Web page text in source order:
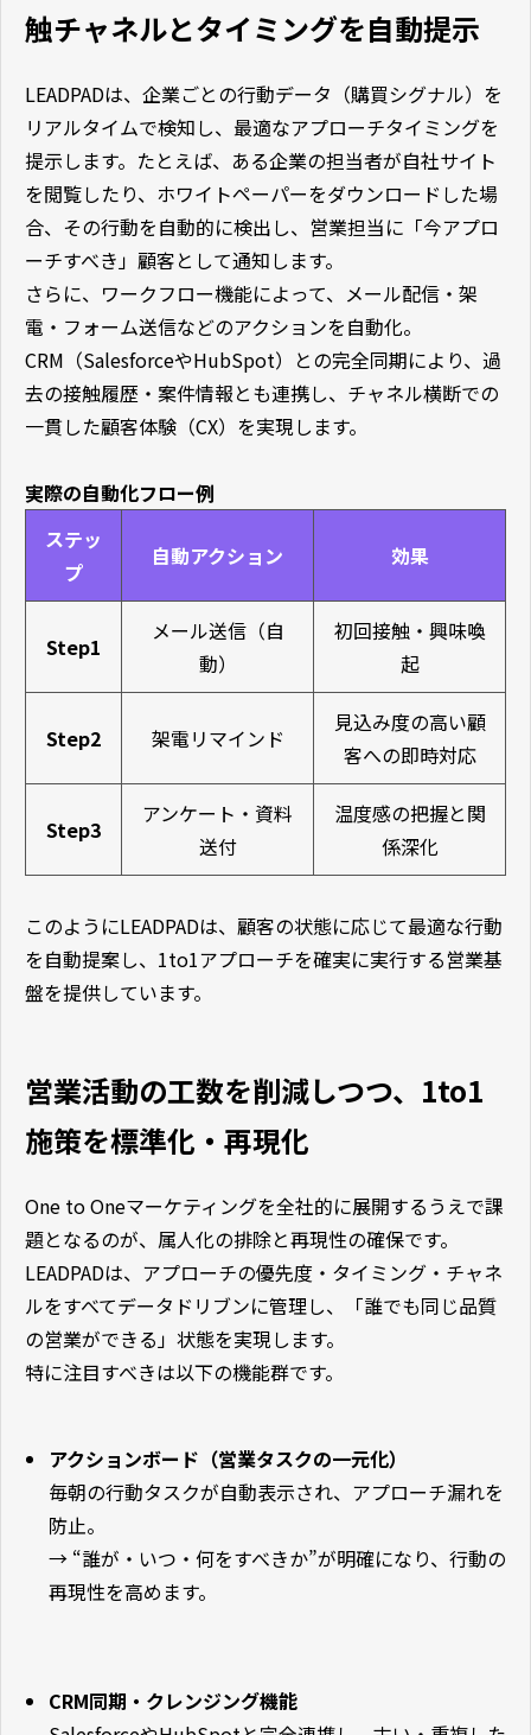
触チャネルとタイミングを自動提示
LEADPADは、企業ごとの行動データ（購買シグナル）を
リアルタイムで検知し、最適なアプローチタイミングを
提示します。たとえば、ある企業の担当者が自社サイト
を閲覧したり、ホワイトペーパーをダウンロードした場
合、その行動を自動的に検出し、営業担当に「今アプロ
ーチすべき」顧客として通知します。
さらに、ワークフロー機能によって、メール配信・架
電・フォーム送信などのアクションを自動化。
CRM（SalesforceやHubSpot）との完全同期により、過
去の接触履歴・案件情報とも連携し、チャネル横断での
一貫した顧客体験（CX）を実現します。
実際の自動化フロー例
ステッ
プ
自動アクション 効果
Step1
メール送信（自
動）
初回接触・興味喚
起
Step2 架電リマインド
見込み度の高い顧
客への即時対応
Step3
アンケート・資料
送付
温度感の把握と関
係深化
このようにLEADPADは、顧客の状態に応じて最適な行動
を自動提案し、1to1アプローチを確実に実行する営業基
盤を提供しています。
営業活動の工数を削減しつつ、1to1
施策を標準化・再現化
One to Oneマーケティングを全社的に展開するうえで課
題となるのが、属人化の排除と再現性の確保です。
LEADPADは、アプローチの優先度・タイミング・チャネ
ルをすべてデータドリブンに管理し、「誰でも同じ品質
の営業ができる」状態を実現します。
特に注目すべきは以下の機能群です。
アクションボード（営業タスクの一元化）
毎朝の行動タスクが自動表示され、アプローチ漏れを
防止。
→ “誰が・いつ・何をすべきか”が明確になり、行動の
再現性を高めます。
CRM同期・クレンジング機能